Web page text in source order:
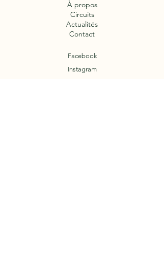
À propos
Circuits
Actualités
Contact
Facebook
Instagram